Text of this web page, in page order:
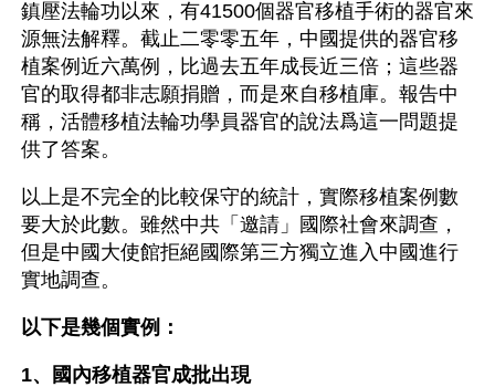
鎮壓法輪功以來，有41500個器官移植手術的器官來
源無法解釋。截止二零零五年，中國提供的器官移
植案例近六萬例，比過去五年成長近三倍；這些器
官的取得都非志願捐贈，而是來自移植庫。報告中
稱，活體移植法輪功學員器官的說法爲這一問題提
供了答案。
以上是不完全的比較保守的統計，實際移植案例數
要大於此數。雖然中共「邀請」國際社會來調查，
但是中國大使館拒絕國際第三方獨立進入中國進行
實地調查。
以下是幾個實例：
1、國內移植器官成批出現